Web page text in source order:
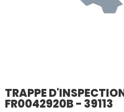
TRAPPE
FR0042920B - 39113